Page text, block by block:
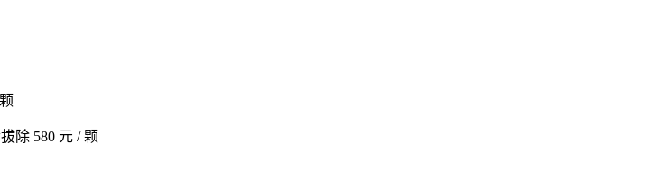
除 580 元 / 颗